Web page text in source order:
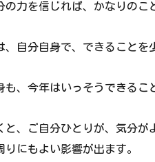
の力を信じれば、かなりのこ
、自分自身で、できることを
も、今年はいっそうできるこ
と、ご自分ひとりが、気分が
りにもよい影響が出ます。